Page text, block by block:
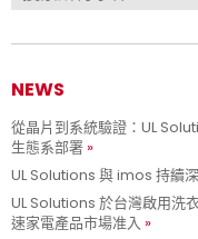
NEWS
從晶片到系統驗證：UL
生態系部署
UL Solutions 與 imos 持續
UL Solutions 於台灣啟用洗
速家電產品市場准入